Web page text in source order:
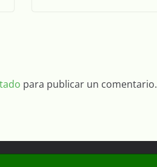
para publicar un comentario.